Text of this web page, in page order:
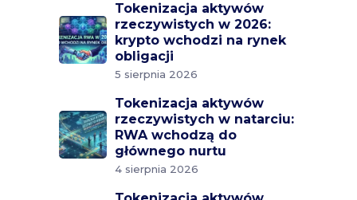
Tokenizacja aktywów
rzeczywistych w 2026:
krypto wchodzi na rynek
obligacji
5 sierpnia 2026
Tokenizacja aktywów
rzeczywistych w natarciu:
RWA wchodzą do
głównego nurtu
4 sierpnia 2026